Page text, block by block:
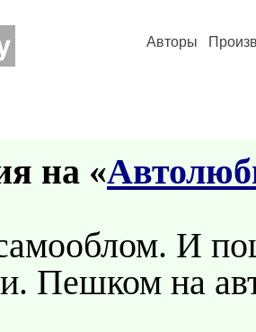
Авторы
на «
И
Пешком на